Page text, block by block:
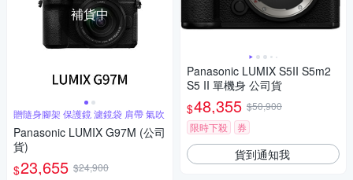
補貨中
贈隨身腳架 保護鏡 濾鏡袋 肩帶 氣吹
Panasonic LUMIX G97M (公司
貨)
$23,655 $24,900
Panasonic LUMIX S5II S5m2
S5 II 單機身 公司貨
$48,355 $50,900
限時下殺
券
貨到通知我